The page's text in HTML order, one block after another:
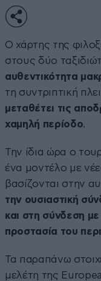
Ο χάρτης της
στους δύο
αυθεντικότητα
τη συντριπτική
μεταθέτει τις
χαμηλή περίοδο.
Την ίδια ώρα ο
ένα μοντέλο με
βασίζονται στην
την ουσιαστική
και στη σύνδεση με
προστασία του
Τα παραπάνω
μελέτη της